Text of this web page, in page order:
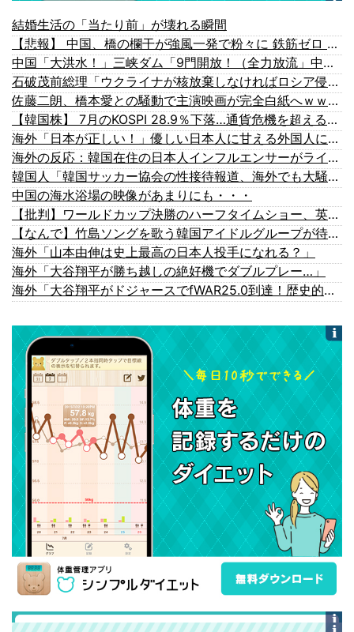
結婚生活の「当たり前」が壊れる瞬間
【悲報】 中国、橋の欄干が強風一発で粉々に 鉄筋ゼロ 当局「接着剤でくっつけただけ」「正常で、品質問題はない」
中国「大洪水！」三峡ダム「9門開放！（全力放流」中国都市「三峡沿線の道路水没」中国政府「高速道路封鎖！」中国ダム「緊急放流に合わせて開門（土砂崩れ発生」→
石破茂前総理「ウクライナが核放棄しなければロシア侵攻しなかった」！
佐藤二朗、橋本愛との騒動で主演映画が完全白紙へｗｗｗｗｗ
【韓国株】 7月のKOSPI 28.9％下落…通貨危機を超える過去最大の下げ幅
海外「日本が正しい！」優しい日本人に甘える外国人に海外が大騒ぎ
海外の反応：韓国在住の日本人インフルエンサーがライブ配信中に自殺、Kポップファンから嫌がらせか
韓国人「韓国サッカー協会の性接待報道、海外でも大騒ぎに・・・2002年W杯4強の記録取り消しの声も」→「マジで国の恥だ」「2002年まで疑う価値があ...
中国の海水浴場の映像があまりにも・・・
【批判】ワールドカップ決勝のハーフタイムショー、英紙｢BTSが出てきて悪夢かと思った｣
【なんで】竹島ソングを歌う韓国アイドルグループが待望の日本デビュー
海外「山本由伸は史上最高の日本人投手になれる？」
海外「大谷翔平が勝ち越しの絶好機でダブルプレー…」
海外「大谷翔平がドジャースでfWAR25.0到達！歴史的ペースに海外騒然…」